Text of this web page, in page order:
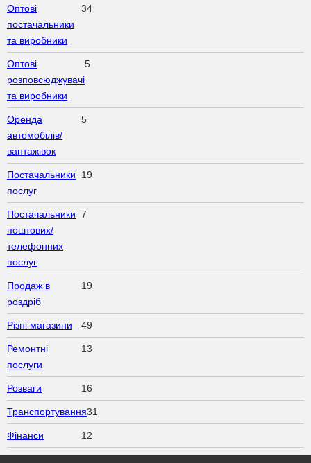
Оптові
постачальники
та виробники
34
Оптові
розповсюджувачі
та виробники
5
Оренда
автомобілів/
вантажівок
5
Постачальники
послуг
19
Постачальники
поштових/
телефонних
послуг
7
Продаж в
роздріб
19
Різні магазини 49
Ремонтні
послуги
13
Розваги 16
Транспортування31
Фінанси 12